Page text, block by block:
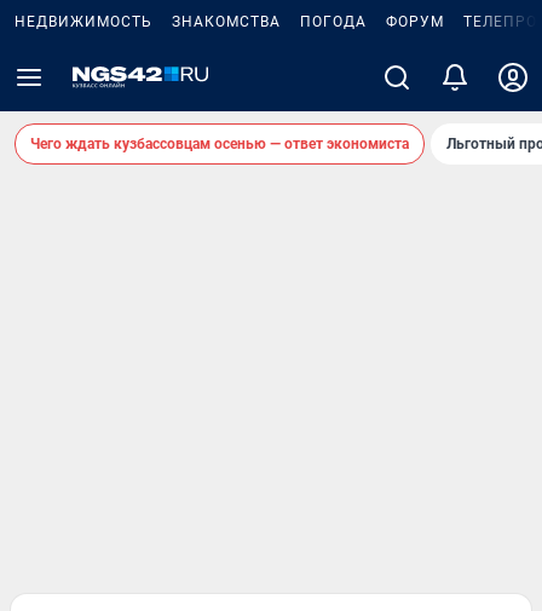
НЕДВИЖИМОСТЬ ЗНАКОМСТВА ПОГОДА ФОРУМ
Чего ждать кузбассовцам осенью — ответ экономиста Льготный